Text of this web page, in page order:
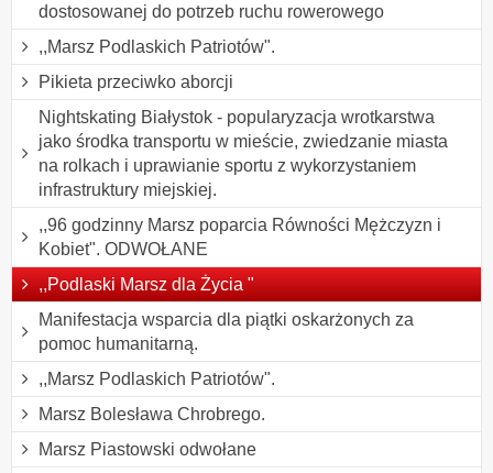
dostosowanej do potrzeb ruchu rowerowego
,,Marsz Podlaskich Patriotów".
Pikieta przeciwko aborcji
Nightskating Białystok - popularyzacja wrotkarstwa
jako środka transportu w mieście, zwiedzanie miasta
na rolkach i uprawianie sportu z wykorzystaniem
infrastruktury miejskiej.
,,96 godzinny Marsz poparcia Równości Mężczyzn i
Kobiet". ODWOŁANE
,,Podlaski Marsz dla Życia "
Manifestacja wsparcia dla piątki oskarżonych za
pomoc humanitarną.
,,Marsz Podlaskich Patriotów".
Marsz Bolesława Chrobrego.
Marsz Piastowski odwołane